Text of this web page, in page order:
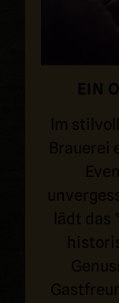
EIN
Im
Brauerei
lädt das